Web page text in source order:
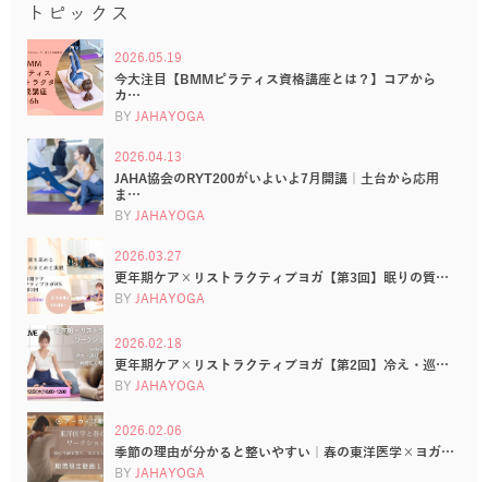
トピックス
2026.05.19
今大注目【BMMピラティス資格講座とは？】コアから
カ…
BY JAHAYOGA
2026.04.13
JAHA協会のRYT200がいよいよ7月開講｜土台から応用
ま…
BY JAHAYOGA
2026.03.27
更年期ケア×リストラクティブヨガ【第3回】眠りの質…
BY JAHAYOGA
2026.02.18
更年期ケア×リストラクティブヨガ【第2回】冷え・巡…
BY JAHAYOGA
2026.02.06
季節の理由が分かると整いやすい｜春の東洋医学×ヨガ…
BY JAHAYOGA